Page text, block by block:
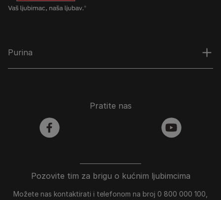
Purina
Pozovite tim za brigu o kućnim ljubimcima
Možete nas kontaktirati i telefonom na broj 0 800 000 100,
Pratite nas
facebook youtube